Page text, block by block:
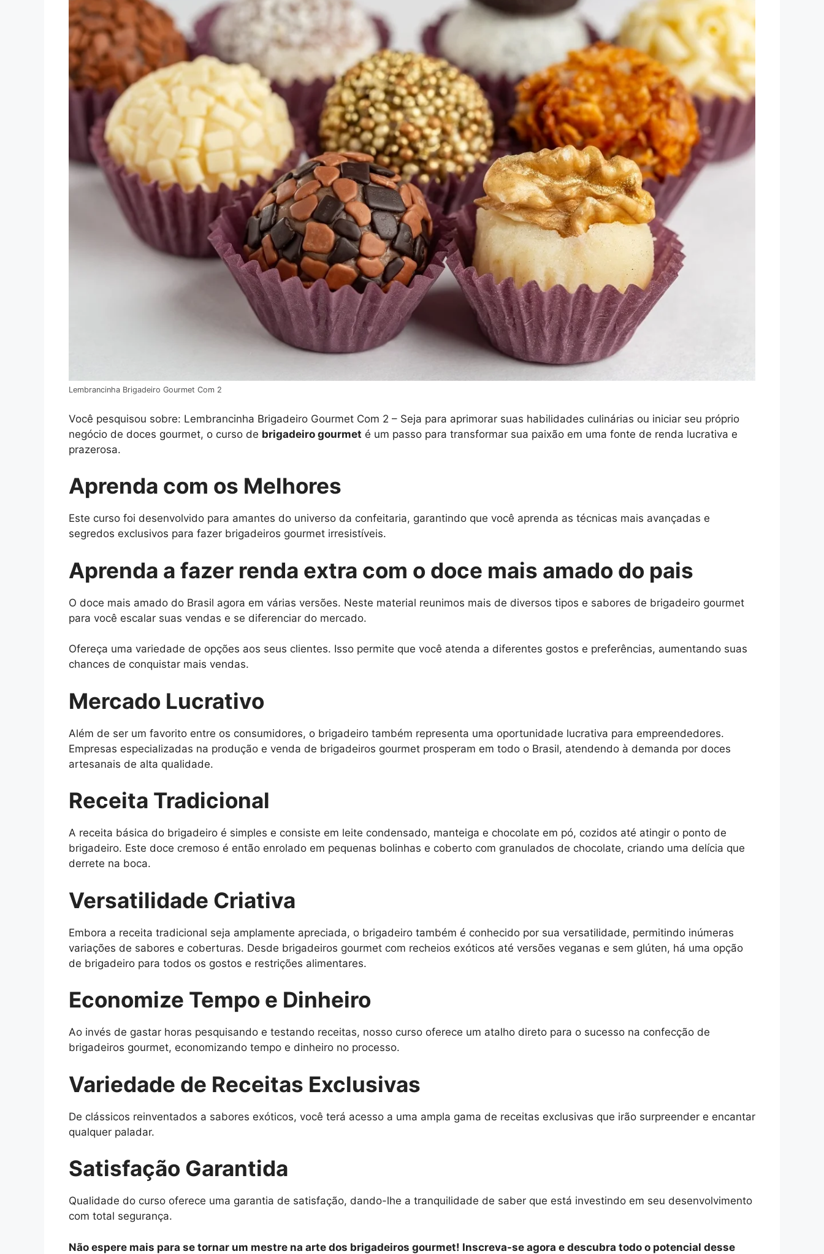
Lembrancinha Brigadeiro Gourmet Com 2
Você pesquisou sobre: Lembrancinha Brigadeiro Gourmet Com 2 – Seja para aprimorar suas habilidades culinárias ou iniciar seu próprio
negócio de doces gourmet, o curso de brigadeiro gourmet é um passo para transformar sua paixão em uma fonte de renda lucrativa e
prazerosa.
Aprenda com os Melhores
Este curso foi desenvolvido para amantes do universo da confeitaria, garantindo que você aprenda as técnicas mais avançadas e
segredos exclusivos para fazer brigadeiros gourmet irresistíveis.
Aprenda a fazer renda extra com o doce mais amado do pais
O doce mais amado do Brasil agora em várias versões. Neste material reunimos mais de diversos tipos e sabores de brigadeiro gourmet
para você escalar suas vendas e se diferenciar do mercado.
Ofereça uma variedade de opções aos seus clientes. Isso permite que você atenda a diferentes gostos e preferências, aumentando suas
chances de conquistar mais vendas.
Mercado Lucrativo
Além de ser um favorito entre os consumidores, o brigadeiro também representa uma oportunidade lucrativa para empreendedores.
Empresas especializadas na produção e venda de brigadeiros gourmet prosperam em todo o Brasil, atendendo à demanda por doces
artesanais de alta qualidade.
Receita Tradicional
A receita básica do brigadeiro é simples e consiste em leite condensado, manteiga e chocolate em pó, cozidos até atingir o ponto de
brigadeiro. Este doce cremoso é então enrolado em pequenas bolinhas e coberto com granulados de chocolate, criando uma delícia que
derrete na boca.
Versatilidade Criativa
Embora a receita tradicional seja amplamente apreciada, o brigadeiro também é conhecido por sua versatilidade, permitindo inúmeras
variações de sabores e coberturas. Desde brigadeiros gourmet com recheios exóticos até versões veganas e sem glúten, há uma opção
de brigadeiro para todos os gostos e restrições alimentares.
Economize Tempo e Dinheiro
Ao invés de gastar horas pesquisando e testando receitas, nosso curso oferece um atalho direto para o sucesso na confecção de
brigadeiros gourmet, economizando tempo e dinheiro no processo.
Variedade de Receitas Exclusivas
De clássicos reinventados a sabores exóticos, você terá acesso a uma ampla gama de receitas exclusivas que irão surpreender e encantar
qualquer paladar.
Satisfação Garantida
Qualidade do curso oferece uma garantia de satisfação, dando-lhe a tranquilidade de saber que está investindo em seu desenvolvimento
com total segurança.
Não espere mais para se tornar um mestre na arte dos brigadeiros gourmet! Inscreva-se agora e descubra todo o potencial desse